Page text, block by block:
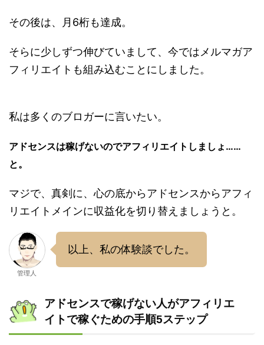
その後は、月6桁も達成。
そらに少しずつ伸びていまして、今ではメルマガア
フィリエイトも組み込むことにしました。
私は多くのブロガーに言いたい。
アドセンスは稼げないのでアフィリエイトしましょ……
と。
マジで、真剣に、心の底からアドセンスからアフィ
リエイトメインに収益化を切り替えましょうと。
管理人
以上、私の体験談でした。
アドセンスで稼げない人がアフィリエ
イトで稼ぐための手順5ステップ